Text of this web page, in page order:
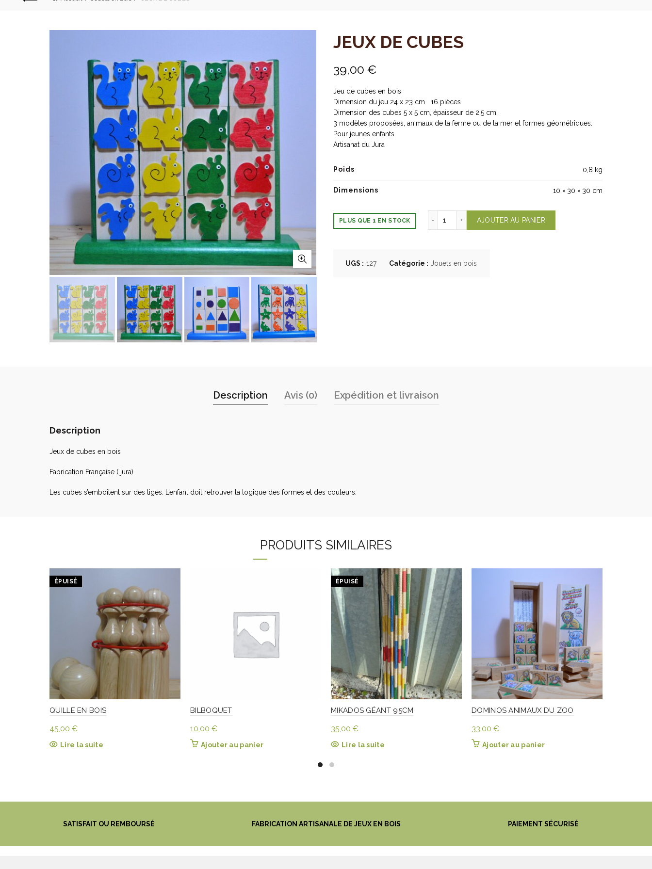
JEUX DE CUBES
39,00 €
Jeu de cubes en bois
Dimension du jeu 24 x 23 cm 16 pièces
Dimension des cubes 5 x 5 cm, épaisseur de 2.5 cm.
3 modèles proposées, animaux de la ferme ou de la mer et formes géométriques.
Pour jeunes enfants
Artisanat du Jura
Poids 0,8 kg
Dimensions 10 × 30 × 30 cm
PLUS QUE 1 EN STOCK AJOUTER AU PANIER
UGS : 127 Catégorie : Jouets en bois
Description Avis (0) Expédition et livraison
Description
Jeux de cubes en bois
Fabrication Française ( jura)
Les cubes s’emboitent sur des tiges. L’enfant doit retrouver la logique des formes et des couleurs.
PRODUITS SIMILAIRES
ÉPUISÉ
QUILLE EN BOIS
45,00 €
Lire la suite
BILBOQUET
10,00 €
Ajouter au panier
ÉPUISÉ
MIKADOS GÉANT 95CM
35,00 €
Lire la suite
DOMINOS ANIMAUX DU ZOO
33,00 €
Ajouter au panier
SATISFAIT OU REMBOURSÉ FABRICATION ARTISANALE DE JEUX EN BOIS PAIEMENT SÉCURISÉ